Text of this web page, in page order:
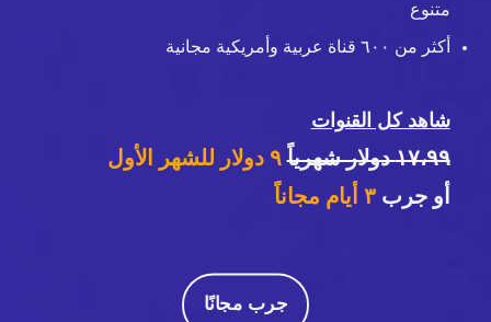
متنوع
أكثر من ٦٠٠ قناة عربية وأمريكية مجانية
شاهد كل القنوات
١٧،٩٩ دولار شهرياً
٩ دولار للشهر الأول
أو جرب٣ أيام مجاناً
جرب مجانًا